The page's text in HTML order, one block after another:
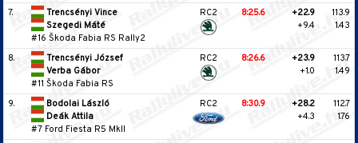
7.
Trencsényi Vince
Szegedi Máté
#16 Škoda Fabia RS Rally2
RC2 8:25.6
+22.9
+9.4
113.9
1.43
8.
Trencsényi József
Verba Gábor
#11 Škoda Fabia RS
RC2 8:26.6
+23.9
+1.0
113.7
1.49
9.
Bodolai László
Deák Attila
#7 Ford Fiesta R5 MkII
RC2 8:30.9
+28.2
+4.3
112.7
1.76